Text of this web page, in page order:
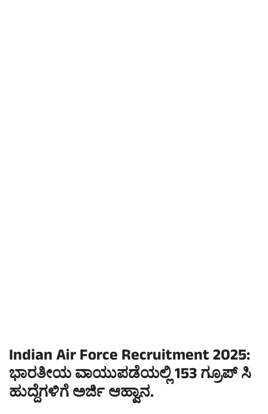
Indian Air Force Recruitment 2025:
ಭಾರತೀಯ ವಾಯುಪಡೆಯಲ್ಲಿ 153 ಗ್ರೂಪ್ ಸಿ
ಹುದ್ದೆಗಳಿಗೆ ಅರ್ಜಿ ಆಹ್ವಾನ.